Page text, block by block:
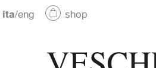
ita/eng
shop